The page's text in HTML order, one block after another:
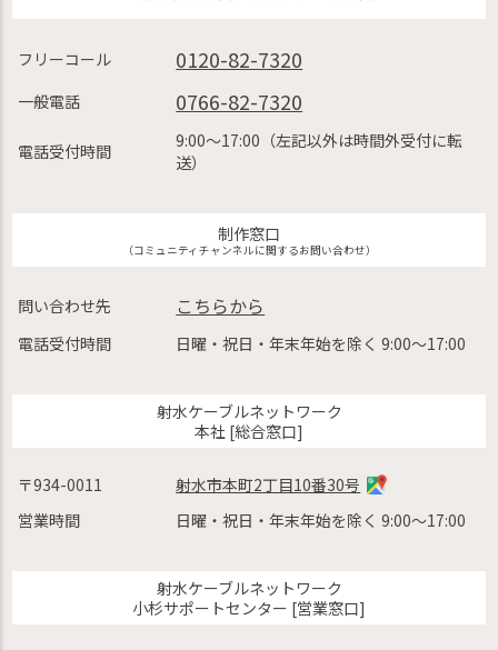
フリーコール 0120-82-7320
一般電話 0766-82-7320
電話受付時間
9:00〜17:00（左記以外は時間外受付に転
送）
制作窓口
（コミュニティチャンネルに関するお問い合わせ）
問い合わせ先 こちらから
電話受付時間 日曜・祝日・年末年始を除く 9:00〜17:00
射水ケーブルネットワーク
本社 [総合窓口]
〒934-0011
射水市本町2丁目10番30号
営業時間
日曜・祝日・年末年始を除く 9:00〜17:00
射水ケーブルネットワーク
小杉サポートセンター [営業窓口]